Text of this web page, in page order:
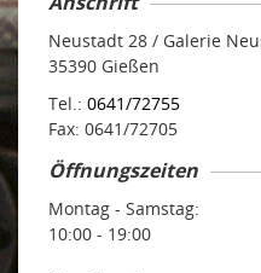
Neustadt 28 / Galerie
35390 Gießen
Tel.: 0641/72755
Fax: 0641/72705
Öffnungszeiten
Montag - Samstag:
10:00 - 19:00